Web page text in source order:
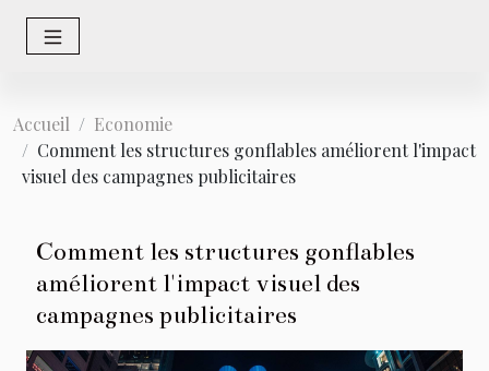
Accueil
Economie
Comment les structures gonflables améliorent l'impact
visuel des campagnes publicitaires
Comment les structures gonflables
améliorent l'impact visuel des
campagnes publicitaires